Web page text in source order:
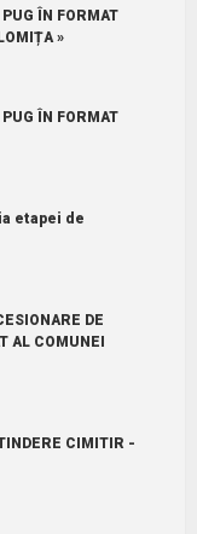
ÎN FORMAT
»
ÎN FORMAT
etapei de
DE
AL COMUNEI
CIMITIR -